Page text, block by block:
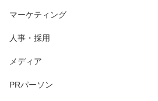
マーケティング
人事・採用
メディア
PRパーソン